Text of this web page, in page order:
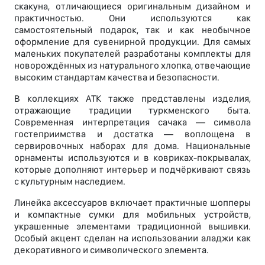
скакуна, отличающиеся оригинальным дизайном и
практичностью. Они используются как
самостоятельный подарок, так и как необычное
оформление для сувенирной продукции. Для самых
маленьких покупателей разработаны комплекты для
новорождённых из натурального хлопка, отвечающие
высоким стандартам качества и безопасности.
В коллекциях АТК также представлены изделия,
отражающие традиции туркменского быта.
Современная интерпретация сачака — символа
гостеприимства и достатка — воплощена в
сервировочных наборах для дома. Национальные
орнаменты используются и в ковриках-покрывалах,
которые дополняют интерьер и подчёркивают связь
с культурным наследием.
Линейка аксессуаров включает практичные шопперы
и компактные сумки для мобильных устройств,
украшенные элементами традиционной вышивки.
Особый акцент сделан на использовании аладжи как
декоративного и символического элемента.